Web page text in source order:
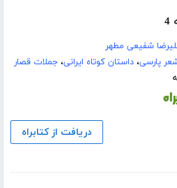
شفیعی مطهر
پارسی،داستان کوتاه ایرانی،جملات قصار
دریافت از کتابراه